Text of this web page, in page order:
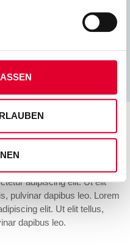
zum Beispiel
adipiscing elit. Ut elit
pulvinar dapibus leo. Lorem
elit. Ut elit tellus,
dapibus leo.